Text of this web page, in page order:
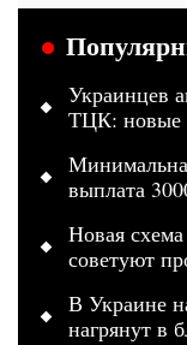
Украинцев
ТЦК: новые
выплата
Новая
советуют
В Украине
нагрянут в